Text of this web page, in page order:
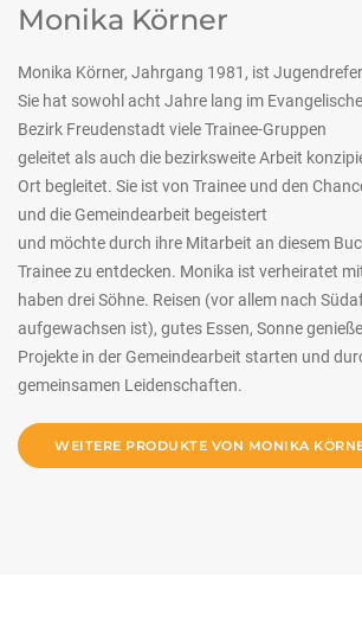
Monika Körner
Monika Körner, Jahrgang 1981, ist
Sie hat sowohl acht Jahre lang im
Bezirk Freudenstadt viele Trainee-Gruppen
geleitet als auch die bezirksweite Arbeit
Ort begleitet. Sie ist von Trainee und den
und die Gemeindearbeit begeistert
und möchte durch ihre Mitarbeit an diesem
Trainee zu entdecken. Monika ist verheiratet
haben drei Söhne. Reisen (vor allem nach
aufgewachsen ist), gutes Essen, Sonne
Projekte in der Gemeindearbeit starten und
gemeinsamen Leidenschaften.
WEITERE PRODUKTE VON MONIKA